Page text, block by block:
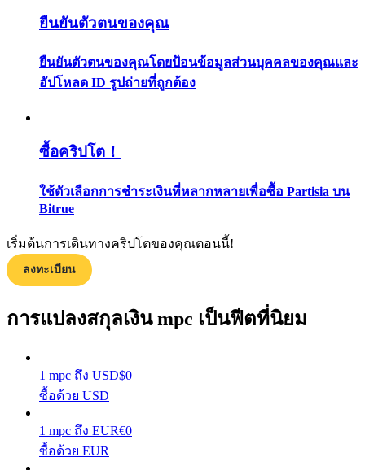
เรียนรู้วิธีการรักษาผลกำไร
ยืนยันตัวตนของคุณ
ยืนยันตัวตนของคุณโดยป้อนข้อมูลส่วนบุคคลของคุณและ
อัปโหลด ID รูปถ่ายที่ถูกต้อง
ซื้อคริปโต！
ใช้ตัวเลือกการชำระเงินที่หลากหลายเพื่อซื้อ Partisia บน
Bitrue
เริ่มต้นการเดินทางคริปโตของคุณตอนนี้!
ลงทะเบียน
การแปลงสกุลเงิน mpc เป็นฟีตที่นิยม
1 mpc ถึง USD$0
ซื้อด้วย USD
1 mpc ถึง EUR€0
ซื้อด้วย EUR